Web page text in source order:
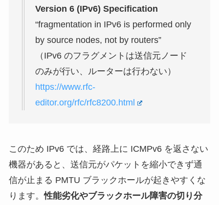
Version 6 (IPv6) Specification
“fragmentation in IPv6 is performed only
by source nodes, not by routers”
（IPv6 のフラグメントは送信元ノード
のみが行い、ルーターは行わない）
https://www.rfc-
editor.org/rfc/rfc8200.html
このため IPv6 では、経路上に ICMPv6 を返さない
機器があると、送信元がパケットを縮小できず通
信が止まる PMTU ブラックホールが起きやすくな
ります。性能劣化やブラックホール障害の切り分